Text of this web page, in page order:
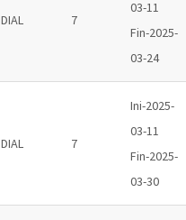
DIAL 7
03-11
Fin-2025-
03-24
DIAL 7
Ini-2025-
03-11
Fin-2025-
03-30